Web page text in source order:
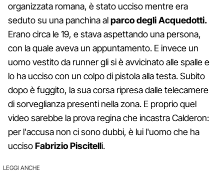
organizzata romana, è stato ucciso mentre era
seduto su una panchina alparco degli Acquedotti.
Erano circa le 19, e stava aspettando una persona,
con la quale aveva un appuntamento. E invece un
uomo vestito da runner gli si è avvicinato alle spalle e
lo ha ucciso con un colpo di pistola alla testa. Subito
dopo è fuggito, la sua corsa ripresa dalle telecamere
di sorveglianza presenti nella zona. E proprio quel
video sarebbe la prova regina che incastra Calderon:
per l'accusa non ci sono dubbi, è lui l'uomo che ha
uccisoFabrizio Piscitelli.
LEGGI ANCHE